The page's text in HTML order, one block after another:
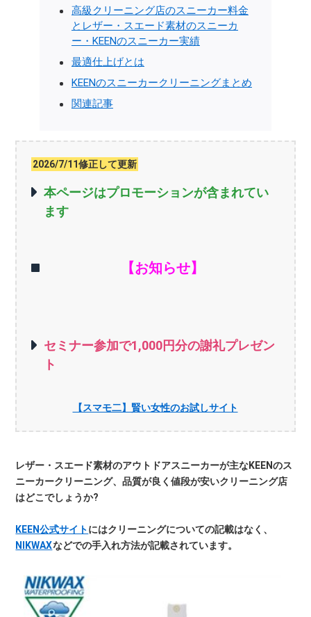
高級クリーニング店のスニーカー料金
とレザー・スエード素材のスニーカ
ー・KEENのスニーカー実績
最適仕上げとは
KEENのスニーカークリーニングまとめ
関連記事
2026/7/11修正して更新
本ページはプロモーションが含まれてい
ます
【お知らせ】
セミナー参加で1,000円分の謝礼プレゼン
ト
【スマモ二】賢い女性のお試しサイト
レザー・スエード素材のアウトドアスニーカーが主なKEENのス
ニーカークリーニング、品質が良く値段が安いクリーニング店
はどこでしょうか?
KEEN公式サイトにはクリーニングについての記載はなく、
NIKWAXなどでの手入れ方法が記載されています。